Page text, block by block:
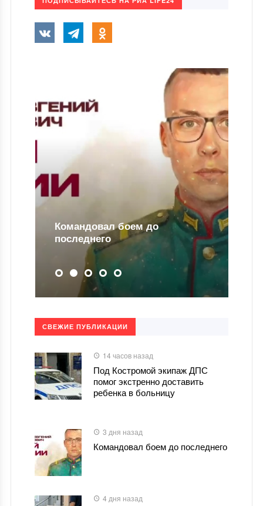
Командовал боем до
последнего
СВЕЖИЕ ПУБЛИКАЦИИ
14 часов назад
Под Костромой экипаж ДПС
помог экстренно доставить
ребенка в больницу
3 дня назад
Командовал боем до последнего
4 дня назад